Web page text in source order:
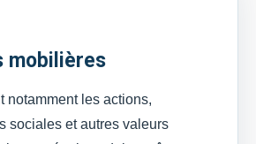
mobilières
notamment les actions,
sociales et autres valeurs